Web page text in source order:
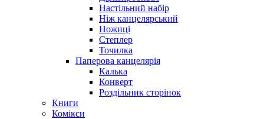
Настільний набір
Ніж канцелярський
Ножиці
Степлер
Точилка
Паперова канцелярія
Калька
Конверт
Роздільник сторінок
Книги
Комікси